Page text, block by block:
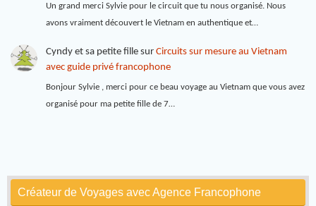
Un grand merci Sylvie pour le circuit que tu nous organisé. Nous
avons vraiment découvert le Vietnam en authentique et…
Cyndy et sa petite fillesur Circuits sur mesure au Vietnam
avec guide privé francophone
Bonjour Sylvie , merci pour ce beau voyage au Vietnam que vous avez
organisé pour ma petite fille de 7…
Créateur de Voyages avec Agence Francophone